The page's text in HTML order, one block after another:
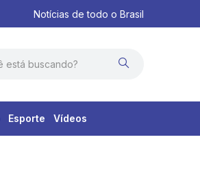
Notícias de todo o Brasil
Esporte Vídeos